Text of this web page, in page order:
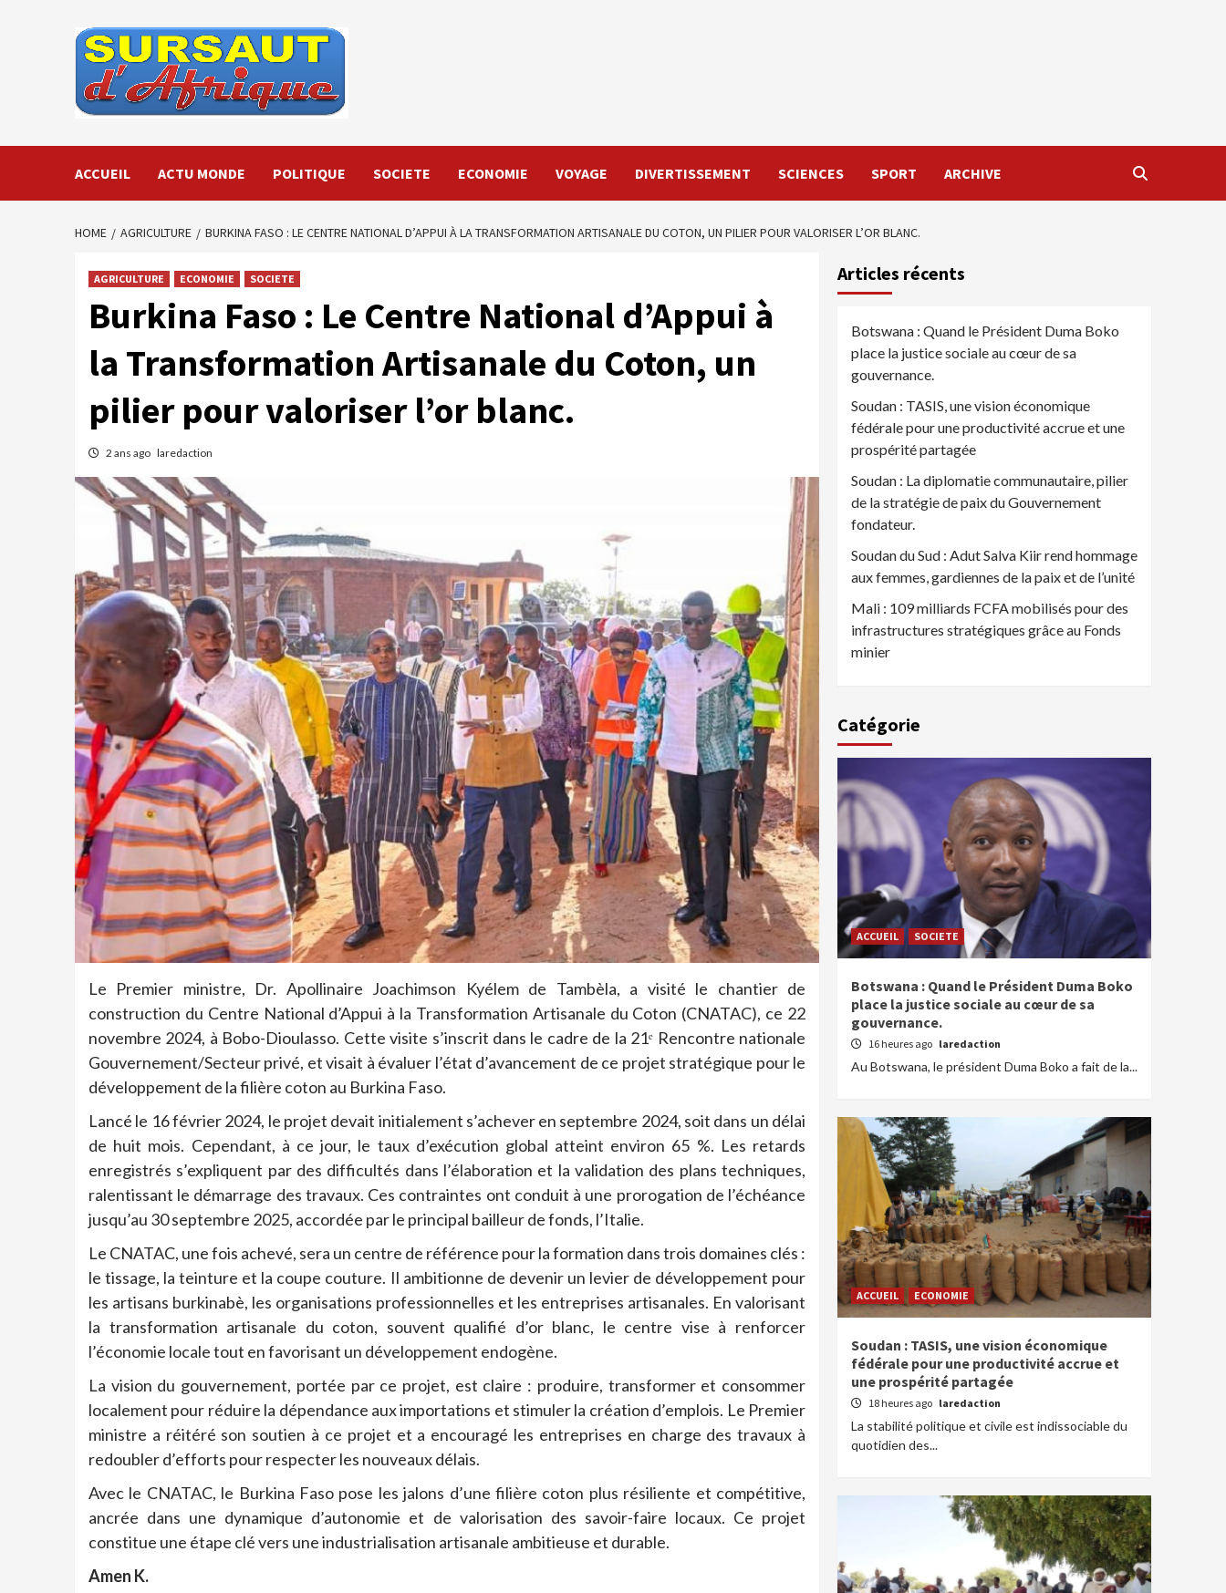
ACCUEIL ACTU MONDE POLITIQUE SOCIETE ECONOMIE VOYAGE DIVERTISSEMENT SCIENCES SPORT ARCHIVE
HOME AGRICULTURE BURKINA FASO : LE CENTRE NATIONAL D’APPUI À LA TRANSFORMATION ARTISANALE DU COTON, UN PILIER POUR VALORISER L’OR BLANC.
AGRICULTURE ECONOMIE SOCIETE
Burkina Faso : Le Centre National d’Appui à
la Transformation Artisanale du Coton, un
pilier pour valoriser l’or blanc.
2 ans ago laredaction
Le Premier ministre, Dr. Apollinaire Joachimson Kyélem de Tambèla, a visité le chantier de
construction du Centre National d’Appui à la Transformation Artisanale du Coton (CNATAC), ce 22
novembre 2024, à Bobo-Dioulasso. Cette visite s’inscrit dans le cadre de la 21ᵉ Rencontre nationale
Gouvernement/Secteur privé, et visait à évaluer l’état d’avancement de ce projet stratégique pour le
développement de la filière coton au Burkina Faso.
Lancé le 16 février 2024, le projet devait initialement s’achever en septembre 2024, soit dans un délai
de huit mois. Cependant, à ce jour, le taux d’exécution global atteint environ 65 %. Les retards
enregistrés s’expliquent par des difficultés dans l’élaboration et la validation des plans techniques,
ralentissant le démarrage des travaux. Ces contraintes ont conduit à une prorogation de l’échéance
jusqu’au 30 septembre 2025, accordée par le principal bailleur de fonds, l’Italie.
Le CNATAC, une fois achevé, sera un centre de référence pour la formation dans trois domaines clés :
le tissage, la teinture et la coupe couture. Il ambitionne de devenir un levier de développement pour
les artisans burkinabè, les organisations professionnelles et les entreprises artisanales. En valorisant
la transformation artisanale du coton, souvent qualifié d’or blanc, le centre vise à renforcer
l’économie locale tout en favorisant un développement endogène.
La vision du gouvernement, portée par ce projet, est claire : produire, transformer et consommer
localement pour réduire la dépendance aux importations et stimuler la création d’emplois. Le Premier
ministre a réitéré son soutien à ce projet et a encouragé les entreprises en charge des travaux à
redoubler d’efforts pour respecter les nouveaux délais.
Avec le CNATAC, le Burkina Faso pose les jalons d’une filière coton plus résiliente et compétitive,
ancrée dans une dynamique d’autonomie et de valorisation des savoir-faire locaux. Ce projet
constitue une étape clé vers une industrialisation artisanale ambitieuse et durable.
Amen K.
Articles récents
Botswana : Quand le Président Duma Boko
place la justice sociale au cœur de sa
gouvernance.
Soudan : TASIS, une vision économique
fédérale pour une productivité accrue et une
prospérité partagée
Soudan : La diplomatie communautaire, pilier
de la stratégie de paix du Gouvernement
fondateur.
Soudan du Sud : Adut Salva Kiir rend hommage
aux femmes, gardiennes de la paix et de l’unité
Mali : 109 milliards FCFA mobilisés pour des
infrastructures stratégiques grâce au Fonds
minier
Catégorie
ACCUEIL SOCIETE
Botswana : Quand le Président Duma Boko
place la justice sociale au cœur de sa
gouvernance.
16 heures ago laredaction
Au Botswana, le président Duma Boko a fait de la...
ACCUEIL ECONOMIE
Soudan : TASIS, une vision économique
fédérale pour une productivité accrue et
une prospérité partagée
18 heures ago laredaction
La stabilité politique et civile est indissociable du
quotidien des...